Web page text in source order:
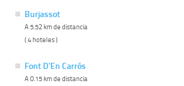
Burjassot
A 5.52 km de distancia
( 4 hoteles )
Font D'En Carrós
A 0.15 km de distancia